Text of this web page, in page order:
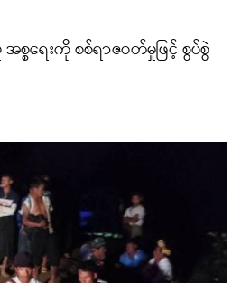
ရေးကို စစ်ရာဇဝတ်မှုဖြင့် စွပ်စွဲ